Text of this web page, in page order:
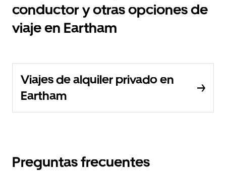
conductor y otras opciones de
viaje en Eartham
Viajes de alquiler privado en
Eartham
Preguntas frecuentes